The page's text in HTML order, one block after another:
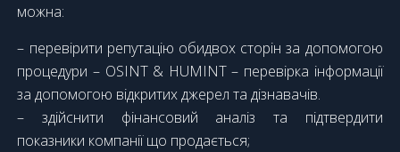
можна:
– перевірити репутацію обидвох сторін за допомогою
процедури – OSINT & HUMINT – перевірка інформації
за допомогою відкритих джерел та дізнавачів.
– здійснити фінансовий аналіз та підтвердити
показники компанії що продається;